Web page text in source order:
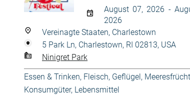
August 07, 2026 -
2026
Vereinagte Staaten, Charlestown
5 Park Ln, Charlestown, RI 02813, USA
Ninigret Park
Essen & Trinken, Fleisch, Geflügel,
Konsumgüter, Lebensmittel